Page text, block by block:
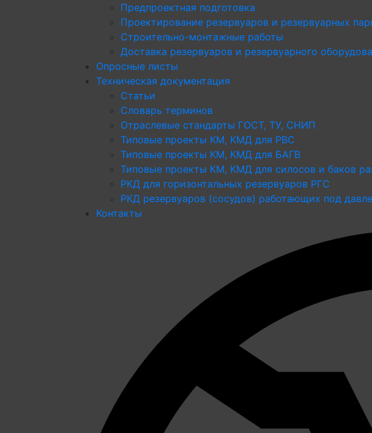
Предпроектная подготовка
Проектирование резервуаров и резервуарных
Строительно-монтажные работы
Доставка резервуаров и резервуарного
Опросные листы
Техническая документация
Статьи
Словарь терминов
Отраслевые стандарты ГОСТ, ТУ, СНИП
Типовые проекты КМ, КМД для РВС
Типовые проекты КМ, КМД для БАГВ
Типовые проекты КМ, КМД для силосов и баков
РКД для горизонтальных резервуаров РГС
РКД резервуаров (сосудов) работающих под
Контакты